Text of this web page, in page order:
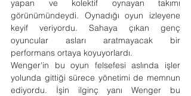
yapan ve kolektif oynayan takımı
görünümündeydi. Oynadığı oyun izleyene
keyif veriyordu. Sahaya çıkan genç
oyuncular asları aratmayacak bir
performans ortaya koyuyorlardı.
Wenger'in bu oyun felsefesi aslında işler
yolunda gittiği sürece yönetimi de memnun
ediyordu. İşin ilginç yanı Wenger bu